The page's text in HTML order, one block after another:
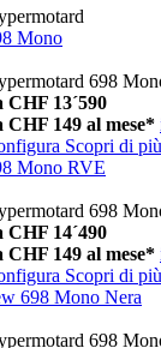
Mono
698
CHF 13´590
CHF 149 al mese*
Scopri di più
Mono RVE
698
CHF 14´490
CHF 149 al mese*
Scopri di più
698 Mono Nera
698